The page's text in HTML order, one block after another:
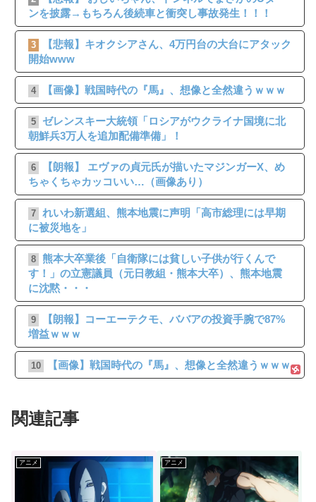
ンを披露→もちろん後続車と衝突し事故発生！！！
3
【悲報】キオクシアさん、4万円台の大台にアタック
開始www
4 【画像】戦国時代の『馬』、想像と全然違うｗｗｗ
5
ゼレンスキー大統領「ロシアがウクライナ国境に北
朝鮮兵3万人を追加配備準備」！
6
【朗報】 エヴァの貞元氏が描いたマジンガーX、め
ちゃくちゃカッコいい…（画像あり）
7 れいわ新選組、熊本地震に声明「高市総理には早期
に被災地を」
8 熊本大卒業後「自衛隊には貧しい子供が行くんで
す！」の立憲議員（元日教組・熊本大卒）、熊本地震
に沈黙・・・
9
【朗報】コーエーテクモ、ババアの投資手腕で87%
増益ｗｗｗ
10 【画像】戦国時代の『馬』、想像と全然違うｗｗｗ
関連記事
アニメ アニメ